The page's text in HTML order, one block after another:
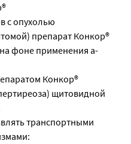
с опухолью
препарат Конкор®
фоне применения а-
Конкор®
щитовидной
транспортными